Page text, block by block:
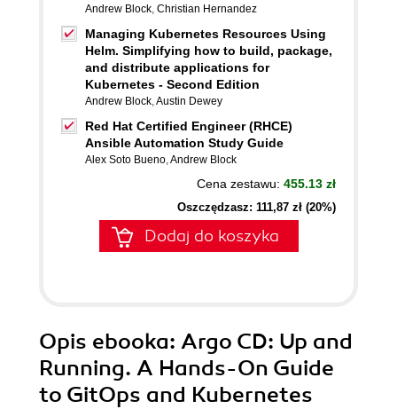
Andrew Block, Christian Hernandez
Managing Kubernetes Resources Using
Helm. Simplifying how to build, package,
and distribute applications for
Kubernetes - Second Edition
Andrew Block,Austin Dewey
Red Hat Certified Engineer (RHCE)
Ansible Automation Study Guide
Alex Soto Bueno,Andrew Block
Cena zestawu: 455.13 zł
Oszczędzasz: 111,87 zł (20%)
Dodaj do koszyka
Opis ebooka: Argo CD: Up and
Running. A Hands-On Guide
to GitOps and Kubernetes